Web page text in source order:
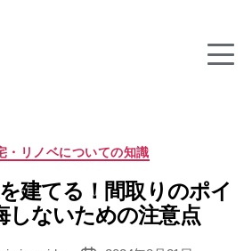
カ
ゴ
リ
ー
・リノベについての知識
建てる！間取りのポイ
しないための注意点